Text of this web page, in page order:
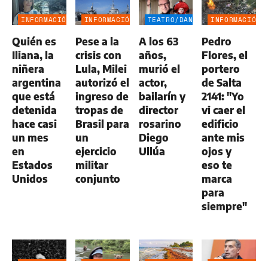
INFORMACIÓN
Quién es
Iliana, la
niñera
argentina
que está
detenida
hace casi
un mes
en
Estados
Unidos
INFORMACIÓN
Pese a la
crisis con
Lula, Milei
autorizó el
ingreso de
tropas de
Brasil para
un
ejercicio
militar
conjunto
TEATRO/DANZA
A los 63
años,
murió el
actor,
bailarín y
director
rosarino
Diego
Ullúa
INFORMACIÓN
Pedro
Flores, el
portero
de Salta
2141: "Yo
vi caer el
edificio
ante mis
ojos y
eso te
marca
para
siempre"